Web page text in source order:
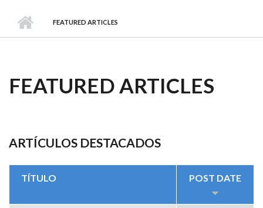
FEATURED ARTICLES
FEATURED ARTICLES
ARTÍCULOS DESTACADOS
TÍTULO POST DATE